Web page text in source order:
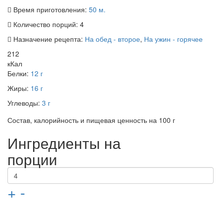
Время приготовления: 50 м.
Количество порций: 4
Назначение рецепта: На обед - второе, На ужин - горячее
212
кКал
Белки: 12 г
Жиры: 16 г
Углеводы: 3 г
Состав, калорийность и пищевая ценность на 100 г
Ингредиенты на
порции
+ -